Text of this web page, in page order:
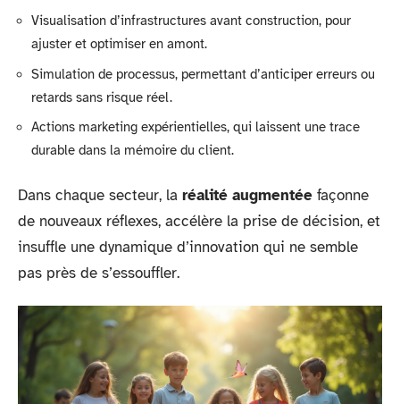
Visualisation d’infrastructures avant construction, pour
ajuster et optimiser en amont.
Simulation de processus, permettant d’anticiper erreurs ou
retards sans risque réel.
Actions marketing expérientielles, qui laissent une trace
durable dans la mémoire du client.
Dans chaque secteur, la réalité augmentée façonne
de nouveaux réflexes, accélère la prise de décision, et
insuffle une dynamique d’innovation qui ne semble
pas près de s’essouffler.